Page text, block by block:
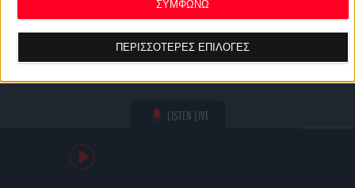
ανακαλέσετε τη συγκατάθεσή σας ανά πάσα στιγμή
επιστρέφοντας σε αυτόν τον ιστότοπο και κάνοντας κλικ στο
κουμπί "Απορρήτου" στο κάτω μέρος της ιστοσελίδας.
ΠΕΡΙΣΣΟΤΕΡΕΣ ΕΠΙΛΟΓΕΣ
ΣΥΜΦΩΝΩ
LISTEN LIVE